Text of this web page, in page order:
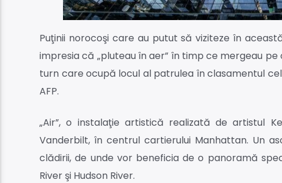
Puţinii norocoşi care au putut să viziteze în
impresia că „pluteau în aer” în timp ce mergeau
turn care ocupă locul al patrulea în clasamentul
AFP.
„Air”, o instalaţie artistică realizată de artistul
Vanderbilt, în centrul cartierului Manhattan. Un
clădirii, de unde vor beneficia de o panoramă
River şi Hudson River.